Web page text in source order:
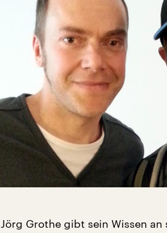
Jörg Grothe gibt sein Wissen